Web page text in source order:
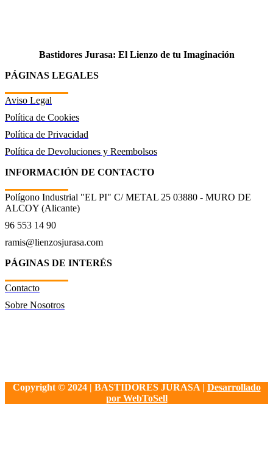
Bastidores Jurasa: El Lienzo de tu Imaginación
PÁGINAS LEGALES
Aviso Legal
Política de Cookies
Política de Privacidad
Política de Devoluciones y Reembolsos
INFORMACIÓN DE CONTACTO
Polígono Industrial "EL PI" C/ METAL 25 03880 - MURO DE
ALCOY (Alicante)
96 553 14 90
ramis@lienzosjurasa.com
PÁGINAS DE INTERÉS
Contacto
Sobre Nosotros
Copyright © 2024 | BASTIDORES JURASA | Desarrollado
por WebToSell